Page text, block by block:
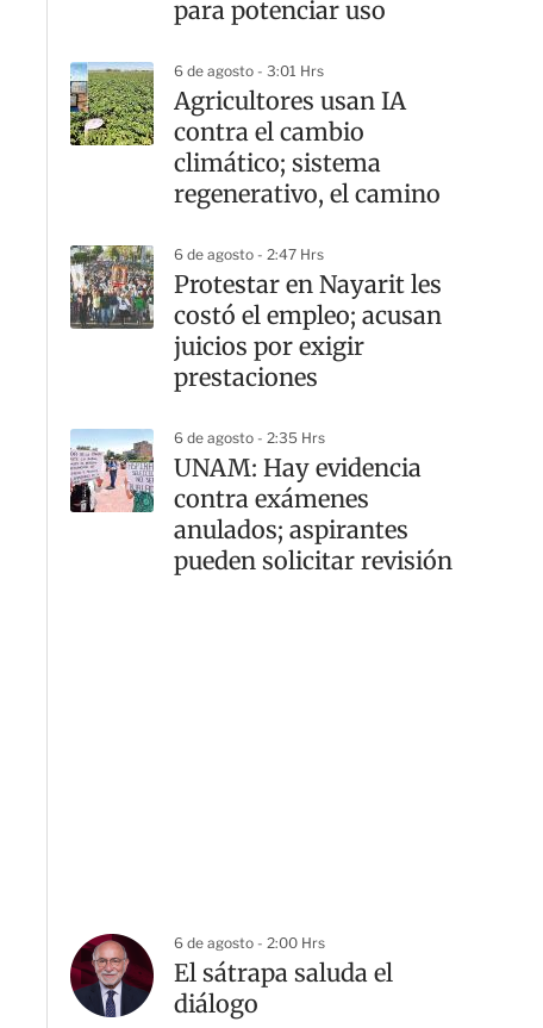
para potenciar uso
6 de agosto - 3:01 Hrs
Agricultores usan IA
contra el cambio
climático; sistema
regenerativo, el camino
6 de agosto - 2:47 Hrs
Protestar en Nayarit les
costó el empleo; acusan
juicios por exigir
prestaciones
6 de agosto - 2:35 Hrs
UNAM: Hay evidencia
contra exámenes
anulados; aspirantes
pueden solicitar revisión
6 de agosto - 2:00 Hrs
El sátrapa saluda el
diálogo